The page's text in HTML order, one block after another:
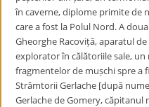
în caverne, diplome primite de
care a fost la Polul Nord. A
Gheorghe Racoviță, aparatul
explorator în călătoriile sale,
fragmentelor de mușchi spre a
Strâmtorii Gerlache [după
Gerlache de Gomery, căpitanul